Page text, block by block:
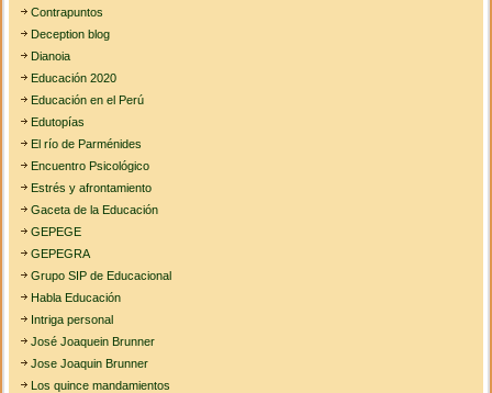
Contrapuntos
Deception blog
Dianoia
Educación 2020
Educación en el Perú
Edutopías
El río de Parménides
Encuentro Psicológico
Estrés y afrontamiento
Gaceta de la Educación
GEPEGE
GEPEGRA
Grupo SIP de Educacional
Habla Educación
Intriga personal
José Joaquein Brunner
Jose Joaquin Brunner
Los quince mandamientos